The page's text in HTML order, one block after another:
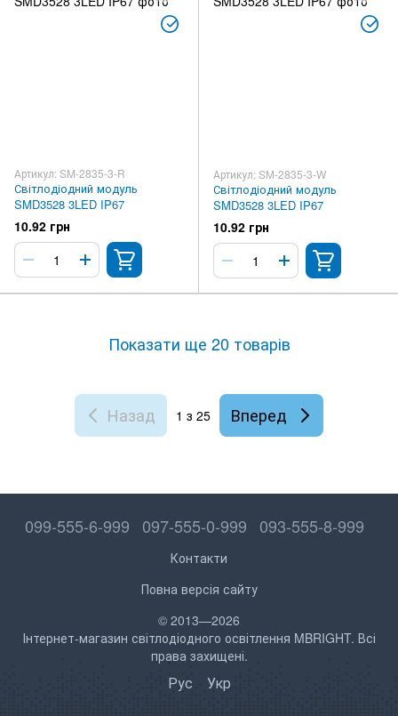
Артикул: SM-2835-3-R
Світлодіодний модуль
SMD3528 3LED IP67
10.92 грн
Артикул: SM-2835-3-W
Світлодіодний модуль
SMD3528 3LED IP67
10.92 грн
Показати ще 20 товарів
Назад 1 з 25 Вперед
099-555-6-999 097-555-0-999 093-555-8-999
Контакти
Повна версія сайту
© 2013—2026
Інтернет-магазин світлодіодного освітлення MBRIGHT. Всі
права захищені.
Рус Укр